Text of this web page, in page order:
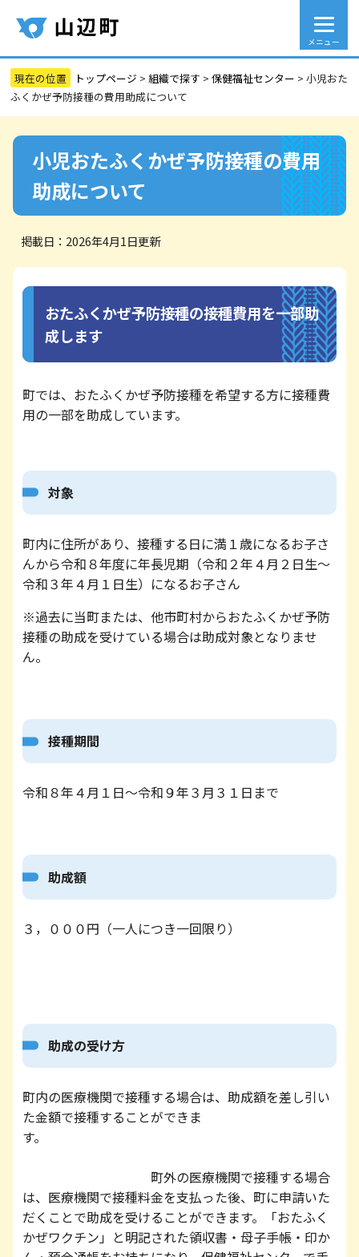
メニュー
トップページ >組織で探す >保健福祉センター >小児おた
ふくかぜ予防接種の費用助成について
小児おたふくかぜ予防接種の費用
助成について
掲載日：2026年4月1日更新
おたふくかぜ予防接種の接種費用を一部助
成します
町では、おたふくかぜ予防接種を希望する方に接種費
用の一部を助成しています。
対象
町内に住所があり、接種する日に満１歳になるお子さ
んから令和８年度に年長児期（令和２年４月２日生～
令和３年４月１日生）になるお子さん
※過去に当町または、他市町村からおたふくかぜ予防
接種の助成を受けている場合は助成対象となりませ
ん。
接種期間
令和８年４月１日～令和９年３月３１日まで
助成額
３，０００円（一人につき一回限り）
助成の受け方
町内の医療機関で接種する場合は、助成額を差し引い
た金額で接種することができま
す。
町外の医療機関で接種する場合
は、医療機関で接種料金を支払った後、町に申請いた
だくことで助成を受けることができます。「おたふく
かぜワクチン」と明記された領収書・母子手帳・印か